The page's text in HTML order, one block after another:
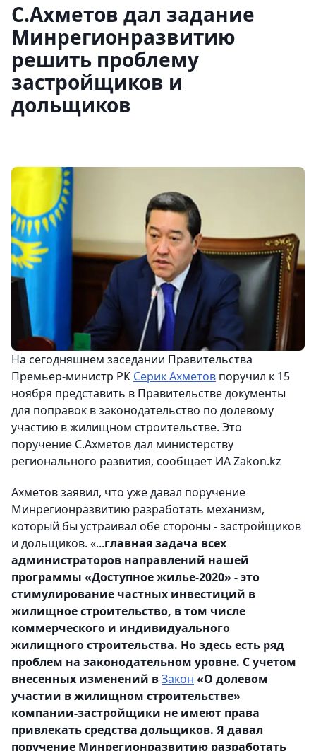
С.Ахметов дал задание
Минрегионразвитию
решить проблему
застройщиков и
дольщиков
На сегодняшнем заседании Правительства
Премьер-министр РК Серик Ахметов поручил к 15
ноября представить в Правительстве документы
для поправок в законодательство по долевому
участию в жилищном строительстве. Это
поручение С.Ахметов дал министерству
регионального развития, сообщает ИА Zakon.kz
Ахметов заявил, что уже давал поручение
Минрегионразвитию разработать механизм,
который бы устраивал обе стороны - застройщиков
и дольщиков. «...главная задача всех
администраторов направлений нашей
программы «Доступное жилье-2020» - это
стимулирование частных инвестиций в
жилищное строительство, в том числе
коммерческого и индивидуального
жилищного строительства. Но здесь есть ряд
проблем на законодательном уровне. С учетом
внесенных изменений вЗакон «О долевом
участии в жилищном строительстве»
компании-застройщики не имеют права
привлекать средства дольщиков. Я давал
поручение Минрегионразвитию разработать